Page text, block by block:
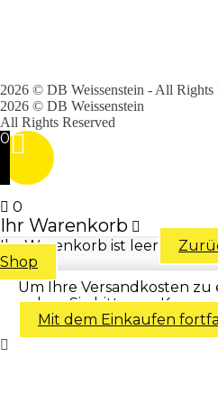
2026 © DB Weissenstein - All Rights
2026 © DB Weissenstein
All Rights Reserved
0
0
Ihr Warenkorb
Ihr Warenkorb ist leer
Shop
Um Ihre Versandkosten zu
gehen Sie bitte zur Kasse.
Mit dem Einkaufen